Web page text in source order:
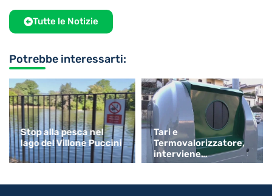
Tutte le Notizie
Potrebbe interessarti:
Stop alla pesca nel
lago del Villone Puccini
Tari e
Termovalorizzatore,
interviene
Confartigianato